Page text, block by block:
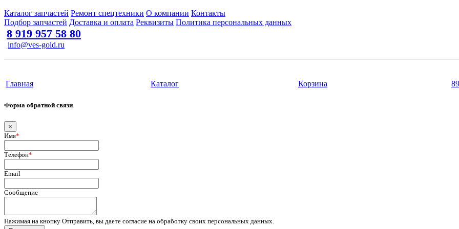
Каталог запчастей Ремонт спецтехники О компании Контакты
Подбор запчастей Доставка и оплата Реквизиты Политика персональных данных
8 919 957 58 80
info@ves-gold.ru
Главная Каталог Корзина
Форма обратной связи
×
Имя*
Телефон*
Email
Сообщение
Нажимая на кнопку Отправить, вы даете согласие на обработку своих персональных данных.